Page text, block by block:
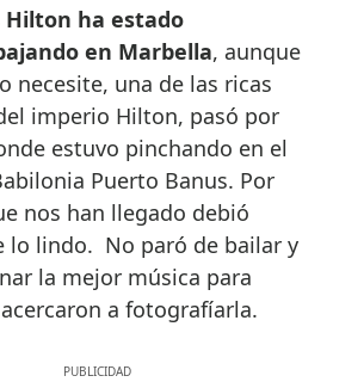
en Marbella, aunque
necesite, una de las ricas
imperio Hilton, pasó por
estuvo pinchando en el
Puerto Banus. Por
nos han llegado debió
lo lindo. No paró de bailar y
la mejor música para
a fotografíarla.